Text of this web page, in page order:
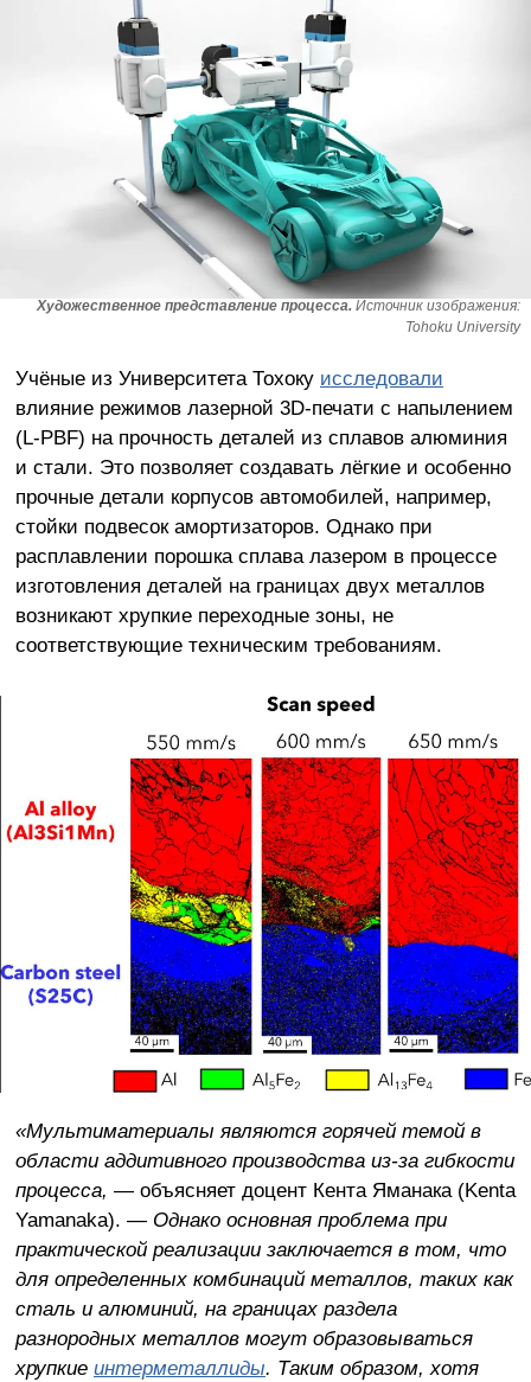
Художественное представление процесса. Источник изображения:
Tohoku University
Учёные из Университета Тохоку исследовали
влияние режимов лазерной 3D-печати с напылением
(L-PBF) на прочность деталей из сплавов алюминия
и стали. Это позволяет создавать лёгкие и особенно
прочные детали корпусов автомобилей, например,
стойки подвесок амортизаторов. Однако при
расплавлении порошка сплава лазером в процессе
изготовления деталей на границах двух металлов
возникают хрупкие переходные зоны, не
соответствующие техническим требованиям.
«Мультиматериалы являются горячей темой в
области аддитивного производства из-за гибкости
процесса, — объясняет доцент Кента Яманака (Kenta
Yamanaka). — Однако основная проблема при
практической реализации заключается в том, что
для определенных комбинаций металлов, таких как
сталь и алюминий, на границах раздела
разнородных металлов могут образовываться
хрупкие интерметаллиды. Таким образом, хотя